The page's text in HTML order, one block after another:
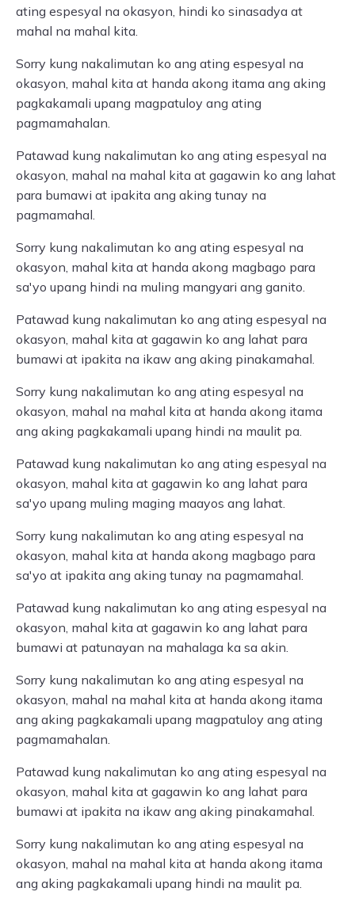
ating espesyal na okasyon, hindi ko sinasadya at
mahal na mahal kita.
Sorry kung nakalimutan ko ang ating espesyal na
okasyon, mahal kita at handa akong itama ang aking
pagkakamali upang magpatuloy ang ating
pagmamahalan.
Patawad kung nakalimutan ko ang ating espesyal na
okasyon, mahal na mahal kita at gagawin ko ang lahat
para bumawi at ipakita ang aking tunay na
pagmamahal.
Sorry kung nakalimutan ko ang ating espesyal na
okasyon, mahal kita at handa akong magbago para
sa'yo upang hindi na muling mangyari ang ganito.
Patawad kung nakalimutan ko ang ating espesyal na
okasyon, mahal kita at gagawin ko ang lahat para
bumawi at ipakita na ikaw ang aking pinakamahal.
Sorry kung nakalimutan ko ang ating espesyal na
okasyon, mahal na mahal kita at handa akong itama
ang aking pagkakamali upang hindi na maulit pa.
Patawad kung nakalimutan ko ang ating espesyal na
okasyon, mahal kita at gagawin ko ang lahat para
sa'yo upang muling maging maayos ang lahat.
Sorry kung nakalimutan ko ang ating espesyal na
okasyon, mahal kita at handa akong magbago para
sa'yo at ipakita ang aking tunay na pagmamahal.
Patawad kung nakalimutan ko ang ating espesyal na
okasyon, mahal kita at gagawin ko ang lahat para
bumawi at patunayan na mahalaga ka sa akin.
Sorry kung nakalimutan ko ang ating espesyal na
okasyon, mahal na mahal kita at handa akong itama
ang aking pagkakamali upang magpatuloy ang ating
pagmamahalan.
Patawad kung nakalimutan ko ang ating espesyal na
okasyon, mahal kita at gagawin ko ang lahat para
bumawi at ipakita na ikaw ang aking pinakamahal.
Sorry kung nakalimutan ko ang ating espesyal na
okasyon, mahal na mahal kita at handa akong itama
ang aking pagkakamali upang hindi na maulit pa.